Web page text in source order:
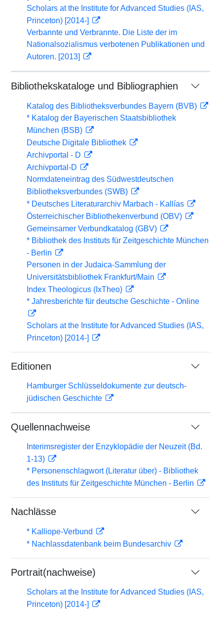
Scholars at the Institute for Advanced Studies (IAS,
Princeton) [2014-]
Verbannte und Verbrannte. Die Liste der im
Nationalsozialismus verbotenen Publikationen und
Autoren. [2013]
Bibliothekskataloge und Bibliographien
Katalog des Bibliotheksverbundes Bayern (BVB)
* Katalog der Bayerischen Staatsbibliothek
München (BSB)
Deutsche Digitale Bibliothek
Archivportal - D
Archivportal-D
Normdateneintrag des Südwestdeutschen
Bibliotheksverbundes (SWB)
* Deutsches Literaturarchiv Marbach - Kallías
Österreichischer Bibliothekenverbund (OBV)
Gemeinsamer Verbundkatalog (GBV)
* Bibliothek des Instituts für Zeitgeschichte München
- Berlin
Personen in der Judaica-Sammlung der
Universitätsbibliothek Frankfurt/Main
Index Theologicus (IxTheo)
* Jahresberichte für deutsche Geschichte - Online
Scholars at the Institute for Advanced Studies (IAS,
Princeton) [2014-]
Editionen
Hamburger Schlüsseldokumente zur deutsch-
jüdischen Geschichte
Quellennachweise
Interimsregister der Enzyklopädie der Neuzeit (Bd.
1-13)
* Personenschlagwort (Literatur über) - Bibliothek
des Instituts für Zeitgeschichte München - Berlin
Nachlässe
* Kalliope-Verbund
* Nachlassdatenbank beim Bundesarchiv
Portrait(nachweise)
Scholars at the Institute for Advanced Studies (IAS,
Princeton) [2014-]